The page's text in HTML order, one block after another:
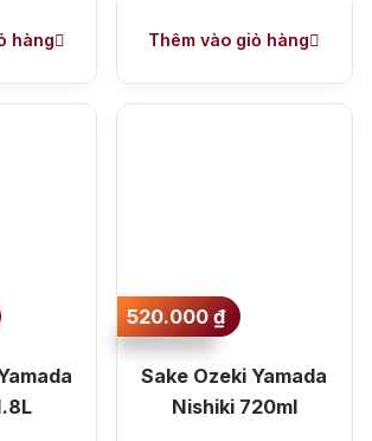
hàng Thêm vào giỏ hàng
520.000₫
Sake Ozeki Yamada
Nishiki 720ml